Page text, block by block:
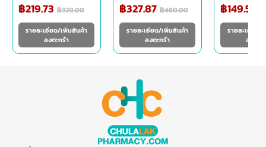
฿219.73 ฿320.00
รายละเอียด/เพิ่มสินค้า
ลงตะกร้า
฿327.87 ฿460.00
รายละเอียด/เพิ่มสินค้า
ลงตะกร้า
฿149.59
รายละเอียด/
ลงตะก